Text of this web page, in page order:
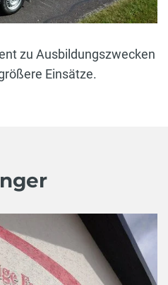
zu Ausbildungszwecken
Einsätze.